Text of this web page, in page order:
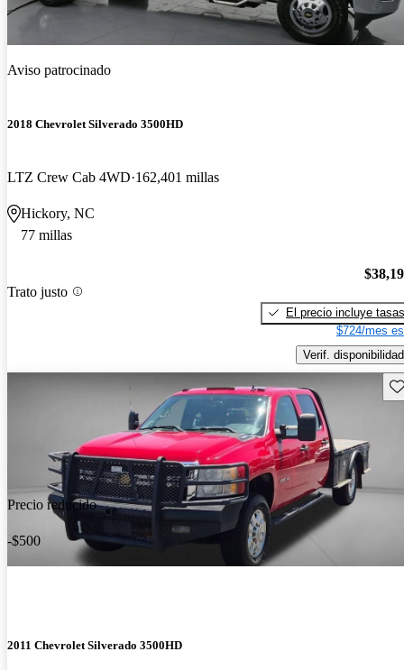
Aviso patrocinado
2018 Chevrolet Silverado 3500HD
LTZ Crew Cab 4WD 162,401 millas
Hickory, NC
77 millas
Trato justo
El precio incluye tasas
$724/mes
Verif. disponibilidad
Precio reducido
-$500
2011 Chevrolet Silverado 3500HD